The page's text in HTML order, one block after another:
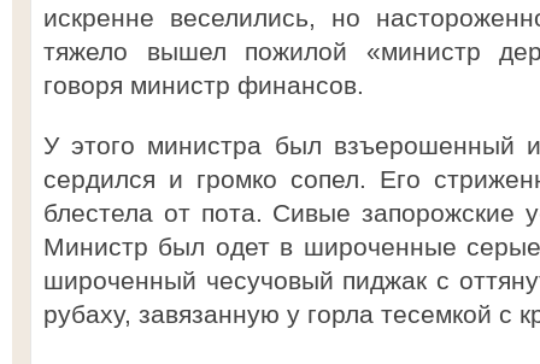
искренне веселились, но
тяжело вышел пожилой «министр
говоря министр финансов.
У этого министра был взъерошенный
сердился и громко сопел. Его
блестела от пота. Сивые запорожские
Министр был одет в широченные
широченный чесучовый пиджак с
рубаху, завязанную у горла тесемкой с